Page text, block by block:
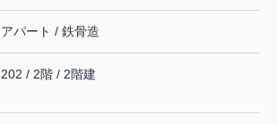
アパート / 鉄骨造
202 / 2階 / 2階建